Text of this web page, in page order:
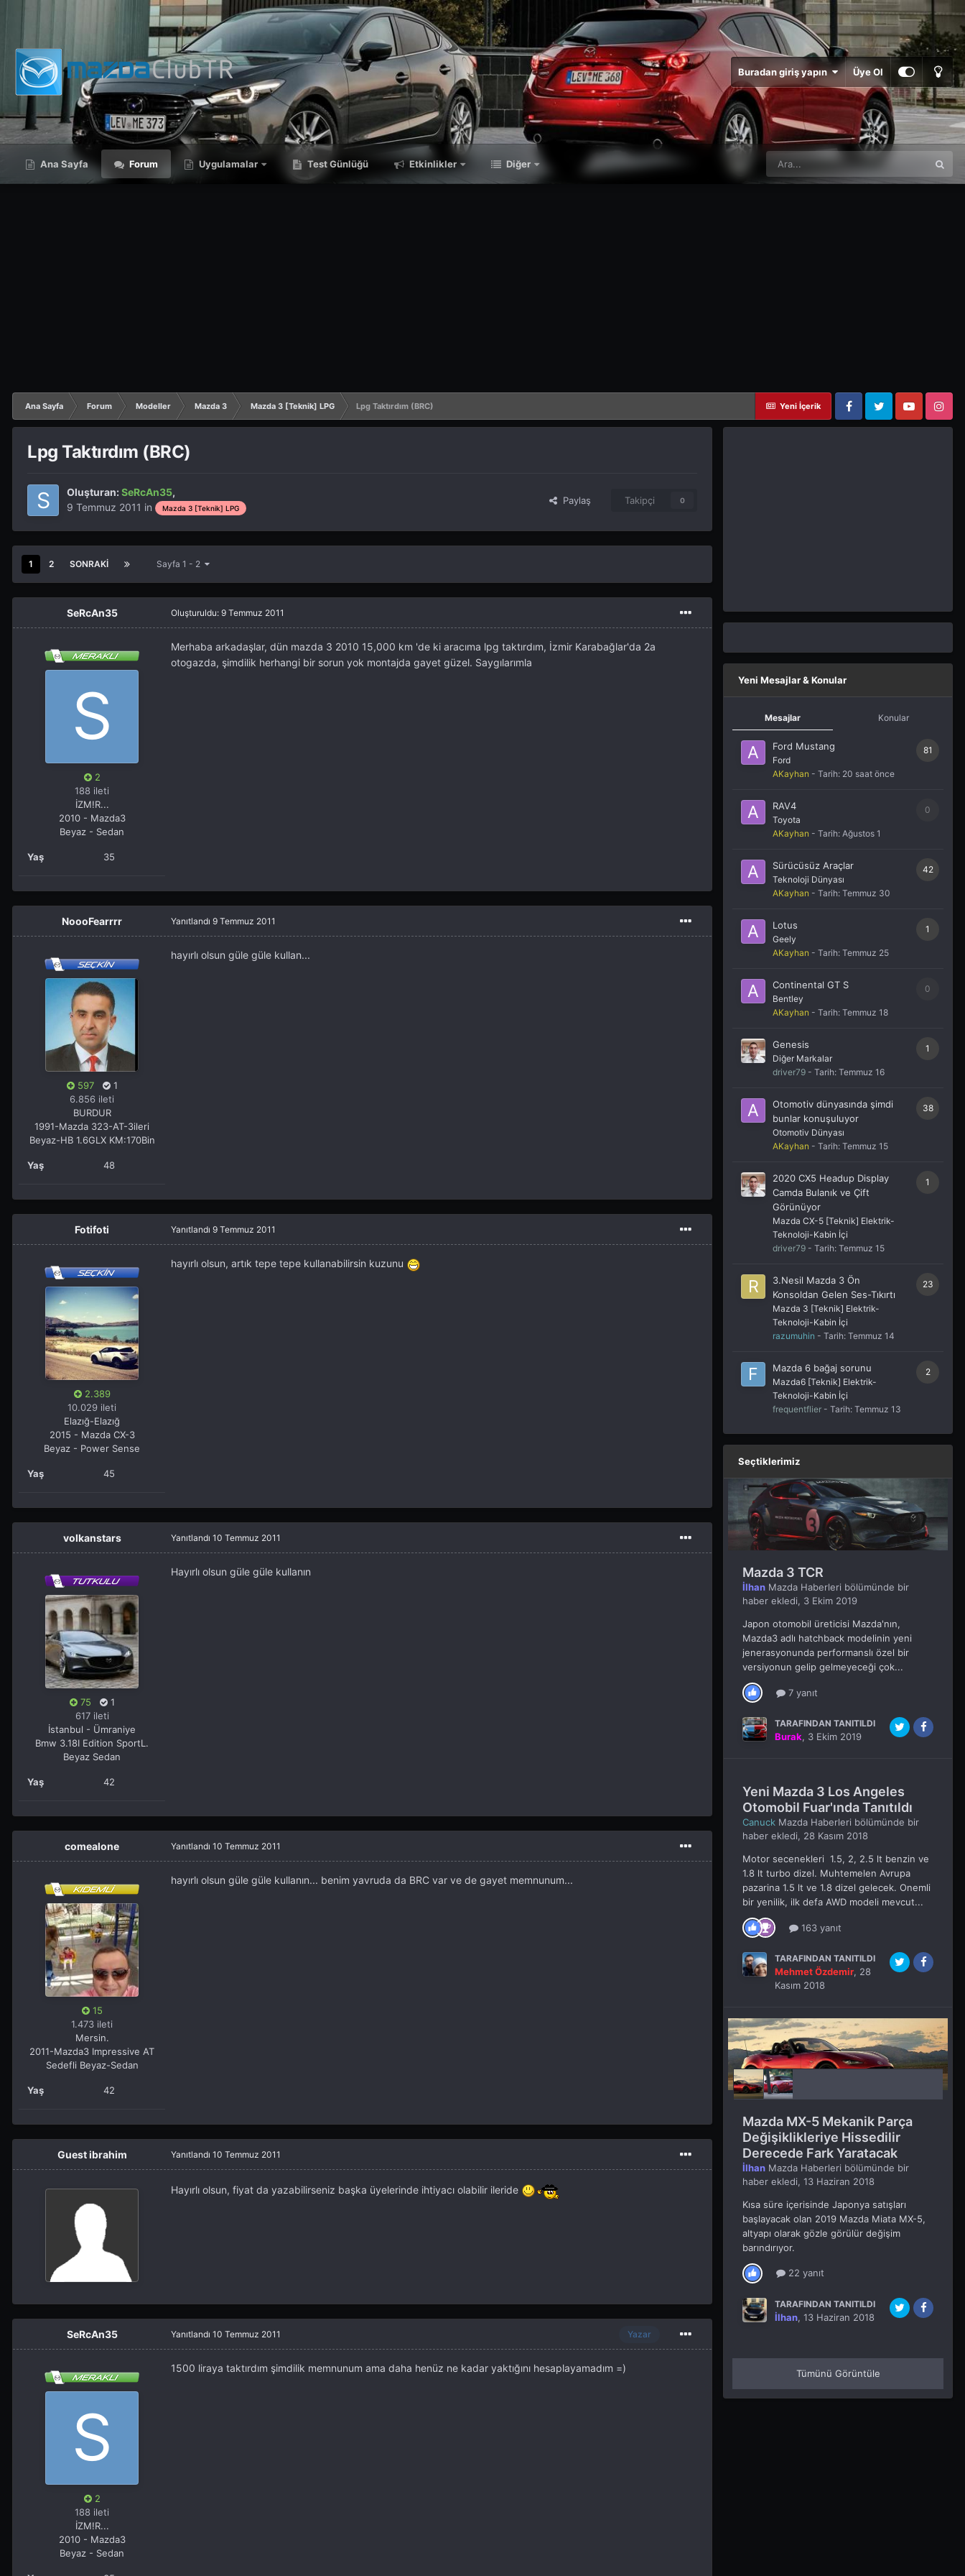
Buradan giriş yapın Üye Ol
Ana Sayfa Forum Uygulamalar Test Günlüğü Etkinlikler Diğer
Yeni İçerik
Ana Sayfa Forum Modeller Mazda 3 Mazda 3 [Teknik] LPG
Lpg Taktırdım (BRC)
FacebookTwitter YouTube Instagram
Lpg Taktırdım (BRC)
Oluşturan:SeRcAn35,
9 Temmuz 2011 in Mazda 3 [Teknik] LPG
Paylaş Takipçi 0
1 2 SONRAKI Sayfa 1 - 2
SeRcAn35
2
188 ileti
İZM!R...
2010 - Mazda3
Beyaz - Sedan
Yaş 35
Oluşturuldu: 9 Temmuz 2011
Merhaba arkadaşlar, dün mazda 3 2010 15,000 km 'de ki aracıma lpg taktırdım, İzmir Karabağlar'da 2a
otogazda, şimdilik herhangi bir sorun yok montajda gayet güzel. Saygılarımla
NoooFearrrr
597
1
6.856 ileti
BURDUR
1991-Mazda 323-AT-3ileri
Beyaz-HB 1.6GLX KM:170Bin
Yaş 48
Yanıtlandı 9 Temmuz 2011
hayırlı olsun güle güle kullan...
Fotifoti
2.389
10.029 ileti
Elazığ-Elazığ
2015 - Mazda CX-3
Beyaz - Power Sense
Yaş 45
Yanıtlandı 9 Temmuz 2011
hayırlı olsun, artık tepe tepe kullanabilirsin kuzunu
volkanstars
75
1
617 ileti
İstanbul - Ümraniye
Bmw 3.18I Edition SportL.
Beyaz Sedan
Yaş 42
Yanıtlandı 10 Temmuz 2011
Hayırlı olsun güle güle kullanın
comealone
15
1.473 ileti
Mersin.
2011-Mazda3 Impressive AT
Sedefli Beyaz-Sedan
Yaş 42
Yanıtlandı 10 Temmuz 2011
hayırlı olsun güle güle kullanın... benim yavruda da BRC var ve de gayet memnunum...
Guest ibrahim Yanıtlandı 10 Temmuz 2011
Hayırlı olsun, fiyat da yazabilirseniz başka üyelerinde ihtiyacı olabilir ileride
SeRcAn35
2
188 ileti
İZM!R...
2010 - Mazda3
Beyaz - Sedan
Yazar
Yanıtlandı 10 Temmuz 2011
1500 liraya taktırdım şimdilik memnunum ama daha henüz ne kadar yaktığını hesaplayamadım =)
Yeni Mesajlar & Konular
Mesajlar Konular
81
Ford Mustang
Ford
AKayhan - Tarih: 20 saat önce
0
RAV4
Toyota
AKayhan - Tarih: Ağustos 1
42
Sürücüsüz Araçlar
Teknoloji Dünyası
AKayhan - Tarih: Temmuz 30
1
Lotus
Geely
AKayhan - Tarih: Temmuz 25
0
Continental GT S
Bentley
AKayhan - Tarih: Temmuz 18
1
Genesis
Diğer Markalar
driver79 - Tarih: Temmuz 16
38
Otomotiv dünyasında şimdi
bunlar konuşuluyor
Otomotiv Dünyası
AKayhan - Tarih: Temmuz 15
1
2020 CX5 Headup Display
Camda Bulanık ve Çift
Görünüyor
Mazda CX-5 [Teknik] Elektrik-
Teknoloji-Kabin İçi
driver79 - Tarih: Temmuz 15
23
3.Nesil Mazda 3 Ön
Konsoldan Gelen Ses-Tıkırtı
Mazda 3 [Teknik] Elektrik-
Teknoloji-Kabin İçi
razumuhin - Tarih: Temmuz 14
2
Mazda 6 bağaj sorunu
Mazda6 [Teknik] Elektrik-
Teknoloji-Kabin İçi
frequentflier - Tarih: Temmuz 13
Seçtiklerimiz
Mazda 3 TCR
İlhan Mazda Haberleri bölümünde bir
haber ekledi, 3 Ekim 2019
Japon otomobil üreticisi Mazda'nın,
Mazda3 adlı hatchback modelinin yeni
jenerasyonunda performanslı özel bir
versiyonun gelip gelmeyeceği çok...
7 yanıt
TARAFINDAN TANITILDI
Burak, 3 Ekim 2019
Yeni Mazda 3 Los Angeles
Otomobil Fuar'ında Tanıtıldı
Canuck Mazda Haberleri bölümünde bir
haber ekledi, 28 Kasım 2018
Motor secenekleri 1.5, 2, 2.5 lt benzin ve
1.8 lt turbo dizel. Muhtemelen Avrupa
pazarina 1.5 lt ve 1.8 dizel gelecek. Onemli
bir yenilik, ilk defa AWD modeli mevcut...
163 yanıt
TARAFINDAN TANITILDI
Mehmet Özdemir, 28
Kasım 2018
Mazda MX-5 Mekanik Parça
Değişiklikleriye Hissedilir
Derecede Fark Yaratacak
İlhan Mazda Haberleri bölümünde bir
haber ekledi, 13 Haziran 2018
Kısa süre içerisinde Japonya satışları
başlayacak olan 2019 Mazda Miata MX-5,
altyapı olarak gözle görülür değişim
barındırıyor.
22 yanıt
TARAFINDAN TANITILDI
İlhan, 13 Haziran 2018
Tümünü Görüntüle